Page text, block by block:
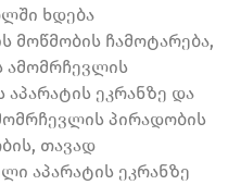
ხდება
ჩამოტარება,
ამომრჩევლის
აპარატის ეკრანზე და
პირადობის
თავად
აპარატის ეკრანზე